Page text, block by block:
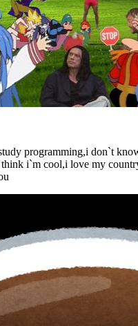
programming,i don`t
i`m cool,i love my